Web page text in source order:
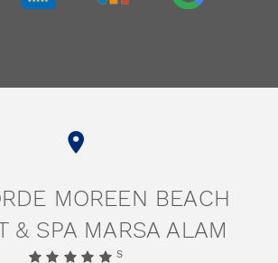
MOREEN BEACH
& SPA MARSA ALAM
S